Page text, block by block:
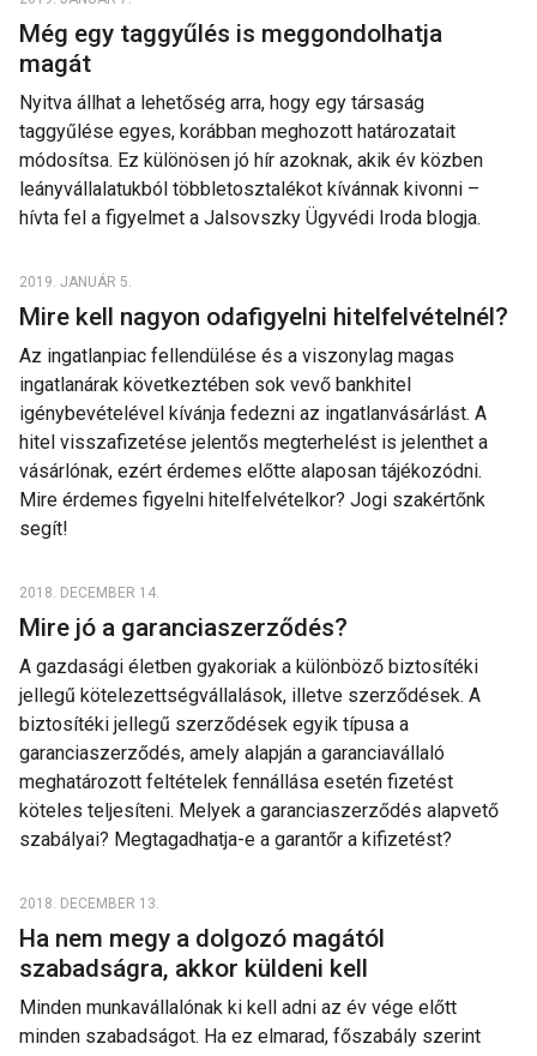
Még egy taggyűlés is meggondolhatja
magát
Nyitva állhat a lehetőség arra, hogy egy társaság
taggyűlése egyes, korábban meghozott határozatait
módosítsa. Ez különösen jó hír azoknak, akik év közben
leányvállalatukból többletosztalékot kívánnak kivonni –
hívta fel a figyelmet a Jalsovszky Ügyvédi Iroda blogja.
2019. JANUÁR 5.
Mire kell nagyon odafigyelni hitelfelvételnél?
Az ingatlanpiac fellendülése és a viszonylag magas
ingatlanárak következtében sok vevő bankhitel
igénybevételével kívánja fedezni az ingatlanvásárlást. A
hitel visszafizetése jelentős megterhelést is jelenthet a
vásárlónak, ezért érdemes előtte alaposan tájékozódni.
Mire érdemes figyelni hitelfelvételkor? Jogi szakértőnk
segít!
2018. DECEMBER 14.
Mire jó a garanciaszerződés?
A gazdasági életben gyakoriak a különböző biztosítéki
jellegű kötelezettségvállalások, illetve szerződések. A
biztosítéki jellegű szerződések egyik típusa a
garanciaszerződés, amely alapján a garanciavállaló
meghatározott feltételek fennállása esetén fizetést
köteles teljesíteni. Melyek a garanciaszerződés alapvető
szabályai? Megtagadhatja-e a garantőr a kifizetést?
2018. DECEMBER 13.
Ha nem megy a dolgozó magától
szabadságra, akkor küldeni kell
Minden munkavállalónak ki kell adni az év vége előtt
minden szabadságot. Ha ez elmarad, főszabály szerint